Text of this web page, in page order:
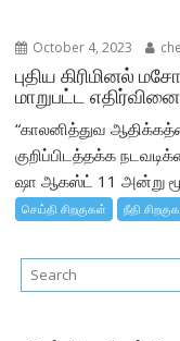
October 4, 2023
புதிய கிரிமினல்
மாறுபட்ட
“காலனித்துவ
குறிப்பிடத்தக்க
ஷா ஆகஸ்ட் 11 அன்று
செய்தி சிறகுகள் நீதி